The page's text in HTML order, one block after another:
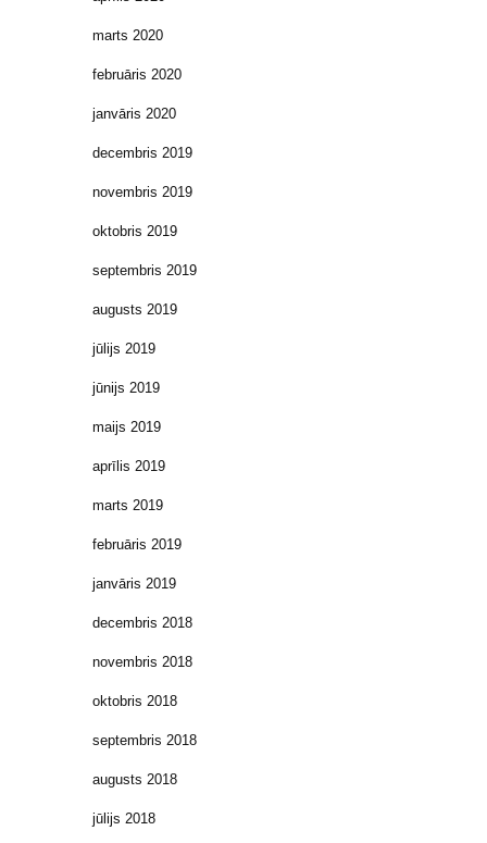
marts 2020
februāris 2020
janvāris 2020
decembris 2019
novembris 2019
oktobris 2019
septembris 2019
augusts 2019
jūlijs 2019
jūnijs 2019
maijs 2019
aprīlis 2019
marts 2019
februāris 2019
janvāris 2019
decembris 2018
novembris 2018
oktobris 2018
septembris 2018
augusts 2018
jūlijs 2018